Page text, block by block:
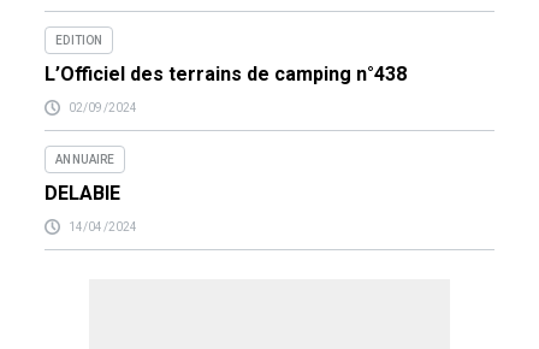
EDITION
L’Officiel des terrains de camping n°438
02/09/2024
ANNUAIRE
DELABIE
14/04/2024